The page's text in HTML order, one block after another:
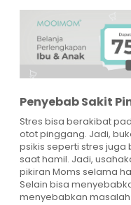
Penyebab Sakit
Stres bisa berakibat
otot pinggang. Jadi,
psikis seperti stres
saat hamil. Jadi,
pikiran Moms selama
Selain bisa
menyebabkan